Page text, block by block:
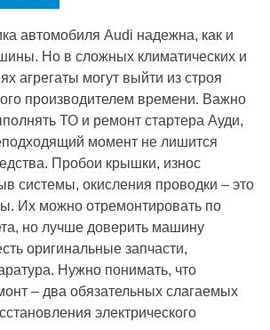
автомобиля Audi надежна, как и
Но в сложных климатических и
агрегаты могут выйти из строя
производителем времени. Важно
ТО и ремонт стартера Ауди,
момент не лишится
Пробои крышки, износ
системы, окисления проводки – это
Их можно отремонтировать по
но лучше доверить машину
оригинальные запчасти,
Нужно понимать, что
– два обязательных слагаемых
электрического